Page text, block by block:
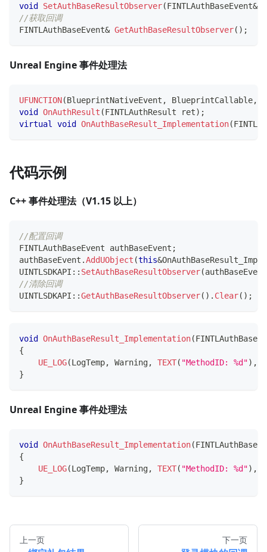
void
SetAuthBaseResultObserver(FINTLAuthBaseEvent&
//获取回调
FINTLAuthBaseEvent& GetAuthBaseResultObserver( ) ;
Unreal Engine 事件处理法
UFUNCTION(BlueprintNativeEvent , BlueprintCallable,
void
OnAuthResult (FINTLAuthResult ret) ;
virtual void OnAuthBaseResult_Implementation(
代码示例
C++ 事件处理法（V1.15 以上）
//配置回调
FINTLAuthBaseEvent authBaseEvent ;
authBaseEvent .AddUObject (this&
UINTLSDKAPI :: SetAuthBaseResultObserver(authBaseEvent
//清除回调
UINTLSDKAPI ::GetAuthBaseResultObserver( ) . Clear( ) ;
void OnAuthBaseResult_Implementation(
{
UE_LOG(LogTemp, Warning, TEXT( "MethodID: %d") ,
}
Unreal Engine 事件处理法
void OnAuthBaseResult_Implementation(
{
UE_LOG(LogTemp, Warning, TEXT( "MethodID: %d") ,
}
上一页 下一页